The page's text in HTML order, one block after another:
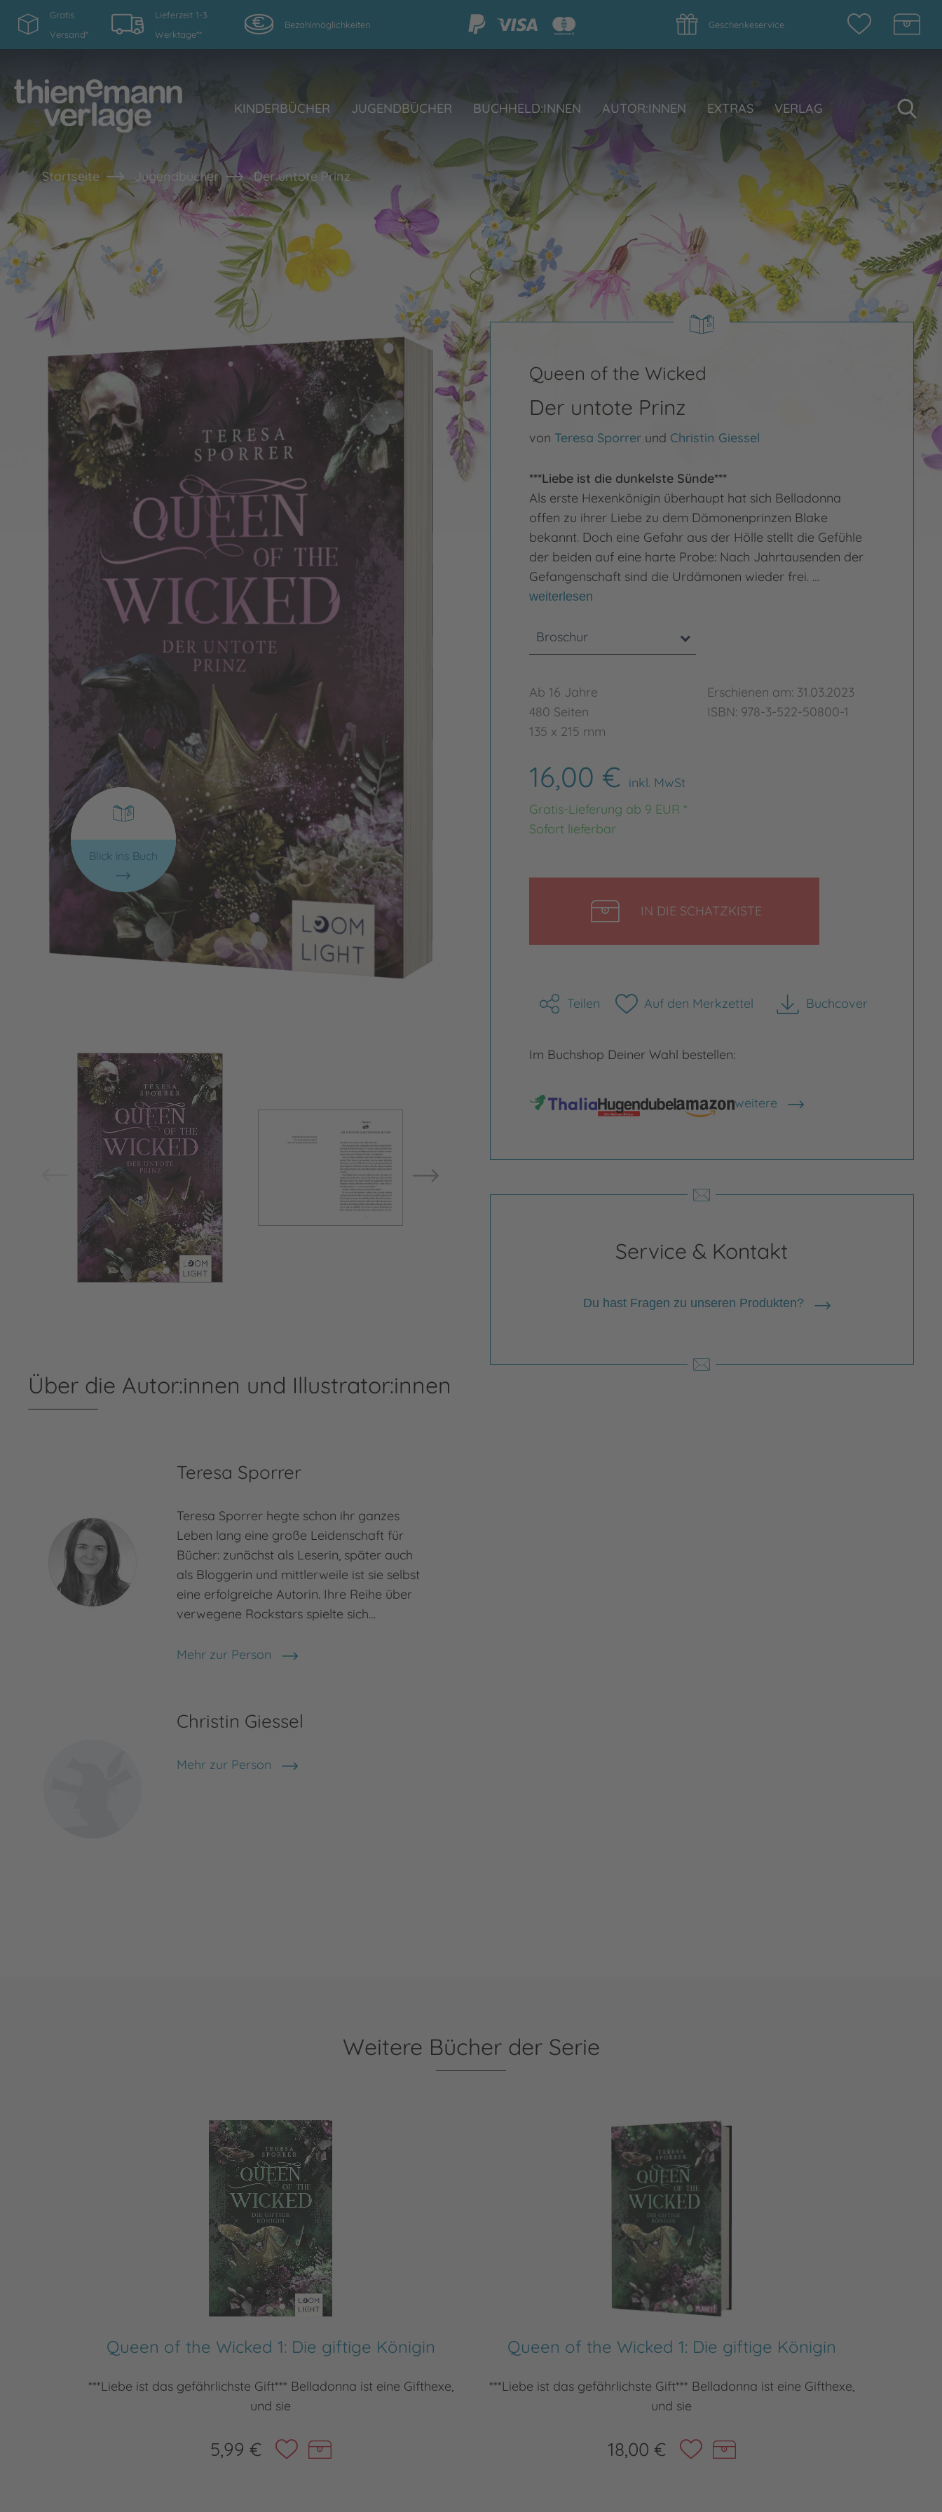
Gratis
Versand*
Lieferzeit 1-3
Werktage**
Bezahlmöglichkeiten Geschenkeservice
KINDERBÜCHER JUGENDBÜCHER BUCHHELD:INNEN AUTOR:INNEN EXTRAS VERLAG
Startseite Jugendbücher Der untote Prinz
Blick ins Buch
Bild vergrößern
Bild vergrößern
Queen of the Wicked
Der untote Prinz
von Teresa Sporrerund Christin Giessel
***Liebe ist die dunkelste Sünde***
Als erste Hexenkönigin überhaupt hat sich Belladonna
offen zu ihrer Liebe zu dem Dämonenprinzen Blake
bekannt. Doch eine Gefahr aus der Hölle stellt die Gefühle
der beiden auf eine harte Probe: Nach Jahrtausenden der
Gefangenschaft sind die Urdämonen wieder frei. …
weiterlesen
Broschur
Ab 16 Jahre
480 Seiten
135 x 215 mm
Erschienen am: 31.03.2023
ISBN: 978-3-522-50800-1
16,00 € inkl. MwSt
Gratis-Lieferung ab 9 EUR *
Sofort lieferbar
IN DIE SCHATZKISTE
Teilen Auf den Merkzettel Buchcover
herunterladen
Im Buchshop Deiner Wahl bestellen:
weitere
Shops anzeigen
Service & Kontakt
Du hast Fragen zu unseren Produkten?
Über die Autor:innen und Illustrator:innen
Teresa Sporrer
Teresa Sporrer hegte schon ihr ganzes
Leben lang eine große Leidenschaft für
Bücher: zunächst als Leserin, später auch
als Bloggerin und mittlerweile ist sie selbst
eine erfolgreiche Autorin. Ihre Reihe über
verwegene Rockstars spielte sich…
Mehr zur Person
Teresa Sporrer
Christin Giessel
Mehr zur Person
Christin Giessel
Weitere Bücher der Serie
Queen of the Wicked 1: Die giftige Königin
***Liebe ist das gefährlichste Gift*** Belladonna ist eine Gifthexe,
und sie
5,99 €
Queen of the Wicked 1: Die giftige Königin
***Liebe ist das gefährlichste Gift*** Belladonna ist eine Gifthexe,
und sie
18,00 €